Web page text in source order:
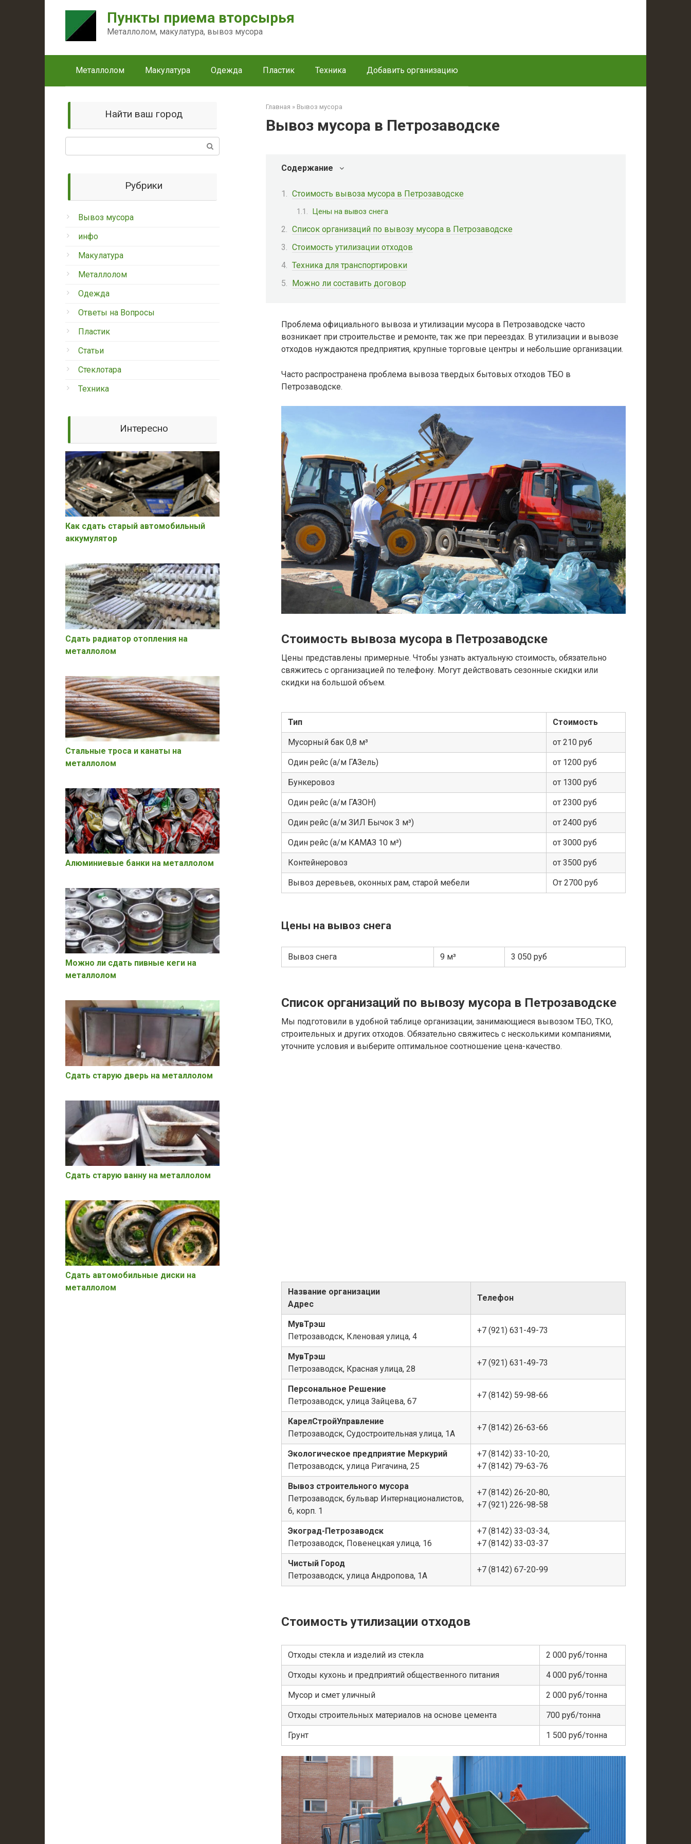
Пункты приема вторсырья
Металлолом, макулатура, вывоз мусора
Металлолом Макулатура Одежда Пластик Техника Добавить организацию
Главная » Вывоз мусора
Вывоз мусора в Петрозаводске
Содержание
Стоимость вывоза мусора в Петрозаводске
Цены на вывоз снега
Список организаций по вывозу мусора в Петрозаводске
Стоимость утилизации отходов
Техника для транспортировки
Можно ли составить договор
Проблема официального вывоза и утилизации мусора в Петрозаводске часто
возникает при строительстве и ремонте, так же при переездах. В утилизации и вывозе
отходов нуждаются предприятия, крупные торговые центры и небольшие организации.
Часто распространена проблема вывоза твердых бытовых отходов ТБО в
Петрозаводске.
Стоимость вывоза мусора в Петрозаводске
Цены представлены примерные. Чтобы узнать актуальную стоимость, обязательно
свяжитесь с организацией по телефону. Могут действовать сезонные скидки или
скидки на большой объем.
Тип Стоимость
Мусорный бак 0,8 м³ от 210 руб
Один рейс (а/м ГАЗель) от 1200 руб
Бункеровоз от 1300 руб
Один рейс (а/м ГАЗОН) от 2300 руб
Один рейс (а/м ЗИЛ Бычок 3 м³) от 2400 руб
Один рейс (а/м КАМАЗ 10 м³) от 3000 руб
Контейнеровоз от 3500 руб
Вывоз деревьев, оконных рам, старой мебели От 2700 руб
Цены на вывоз снега
Вывоз снега 9 м³ 3 050 руб
Список организаций по вывозу мусора в Петрозаводске
Мы подготовили в удобной таблице организации, занимающиеся вывозом ТБО, ТКО,
строительных и других отходов. Обязательно свяжитесь с несколькими компаниями,
уточните условия и выберите оптимальное соотношение цена-качество.
Название организации
Адрес
Телефон
МувТрэш
Петрозаводск, Кленовая улица, 4
+7 (921) 631-49-73
МувТрэш
Петрозаводск, Красная улица, 28
+7 (921) 631-49-73
Персональное Решение
Петрозаводск, улица Зайцева, 67
+7 (8142) 59-98-66
КарелСтройУправление
Петрозаводск, Судостроительная улица, 1А
+7 (8142) 26-63-66
Экологическое предприятие Меркурий
Петрозаводск, улица Ригачина, 25
+7 (8142) 33-10-20,
+7 (8142) 79-63-76
Вывоз строительного мусора
Петрозаводск, бульвар Интернационалистов,
6, корп. 1
+7 (8142) 26-20-80,
+7 (921) 226-98-58
Экоград-Петрозаводск
Петрозаводск, Повенецкая улица, 16
+7 (8142) 33-03-34,
+7 (8142) 33-03-37
Чистый Город
Петрозаводск, улица Андропова, 1А
+7 (8142) 67-20-99
Стоимость утилизации отходов
Отходы стекла и изделий из стекла 2 000 руб/тонна
Отходы кухонь и предприятий общественного питания 4 000 руб/тонна
Мусор и смет уличный 2 000 руб/тонна
Отходы строительных материалов на основе цемента 700 руб/тонна
Грунт 1 500 руб/тонна
Найти ваш город
Рубрики
Вывоз мусора
инфо
Макулатура
Металлолом
Одежда
Ответы на Вопросы
Пластик
Статьи
Стеклотара
Техника
Интересно
Как сдать старый автомобильный
аккумулятор
Сдать радиатор отопления на
металлолом
Стальные троса и канаты на
металлолом
Алюминиевые банки на металлолом
Можно ли сдать пивные кеги на
металлолом
Сдать старую дверь на металлолом
Сдать старую ванну на металлолом
Сдать автомобильные диски на
металлолом